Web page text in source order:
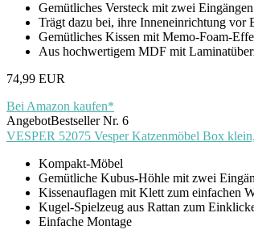
Gemütliches Versteck mit zwei Eingängen
Trägt dazu bei, ihre Inneneinrichtung vor
Gemütliches Kissen mit Memo-Foam-
Aus hochwertigem MDF mit
74,99 EUR
Bei Amazon kaufen*
AngebotBestseller Nr. 6
VESPER 52075 Vesper Katzenmöbel Box
Kompakt-Möbel
Gemütliche Kubus-Höhle mit zwei
Kissenauflagen mit Klett zum einfachen
Kugel-Spielzeug aus Rattan zum
Einfache Montage